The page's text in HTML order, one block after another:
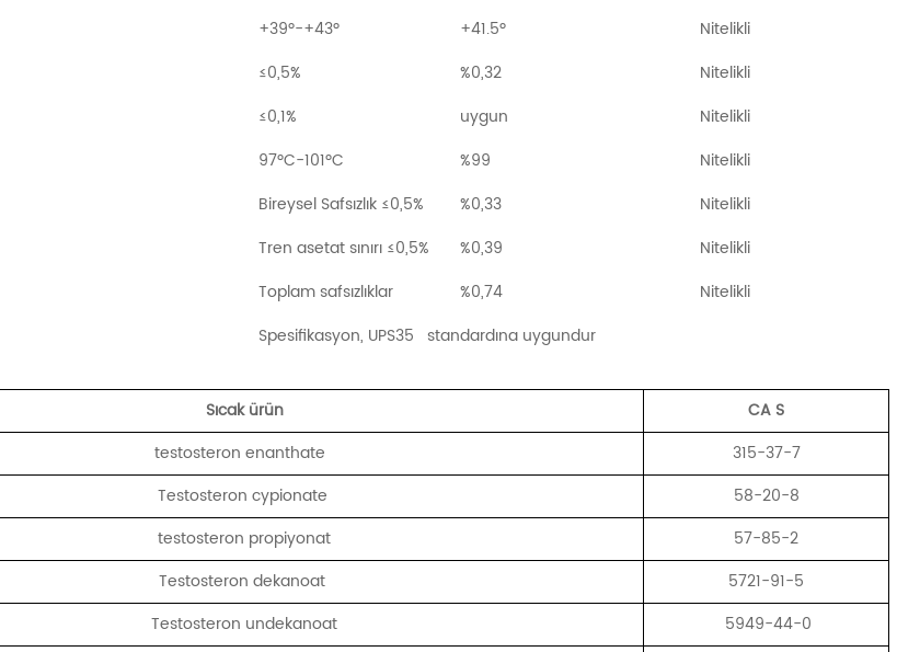
+39º-+43º +41.5º
Nitelikli
≤0,5% %0,32
Nitelikli
≤0,1% uygun
Nitelikli
97ºC-101ºC %99 Nitelikli
Bireysel Safsızlık ≤0,5% %0,33
Nitelikli
Tren asetat sınırı ≤0,5%
%0,39
Nitelikli
Toplam safsızlıklar
%0,74
Nitelikli
Spesifikasyon, UPS35 standardına uygundur
Sıcak ürün CA S
testosteron enanthate
315-37-7
Testosteron cypionate
58-20-8
testosteron propiyonat
57-85-2
Testosteron dekanoat
5721-91-5
Testosteron undekanoat
5949-44-0